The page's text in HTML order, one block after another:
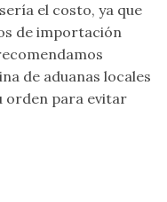
el costo, ya que
de importación
de aduanas locales
orden para evitar